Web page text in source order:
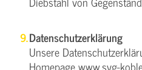
Datenschutzerklärung
Unsere